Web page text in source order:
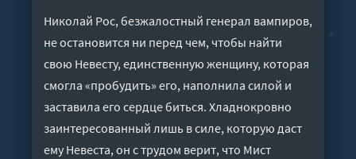
Николай Рос, безжалостный генерал вампиров,
не остановится ни перед чем, чтобы найти
свою Невесту, единственную женщину, которая
смогла «пробудить» его, наполнила силой и
заставила его сердце биться. Хладнокровно
заинтересованный лишь в силе, которую даст
ему Невеста, он с трудом верит, что Мист